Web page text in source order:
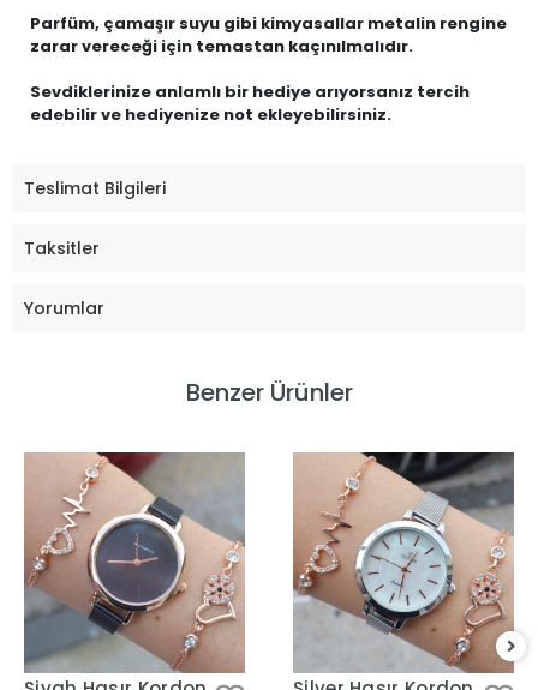
Parfüm, çamaşır suyu gibi kimyasallar metalin rengine
zarar vereceği için temastan kaçınılmalıdır.
Sevdiklerinize anlamlı bir hediye arıyorsanız tercih
edebilir ve hediyenize not ekleyebilirsiniz.
Teslimat Bilgileri
Taksitler
Yorumlar
Benzer Ürünler